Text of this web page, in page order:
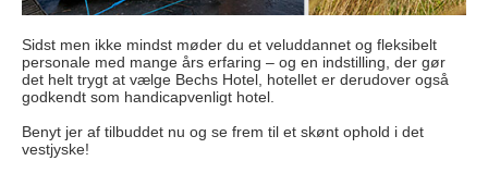
Sidst men ikke mindst møder du et veluddannet og fleksibelt
personale med mange års erfaring – og en indstilling, der gør
det helt trygt at vælge Bechs Hotel, hotellet er derudover også
godkendt som handicapvenligt hotel.
Benyt jer af tilbuddet nu og se frem til et skønt ophold i det
vestjyske!